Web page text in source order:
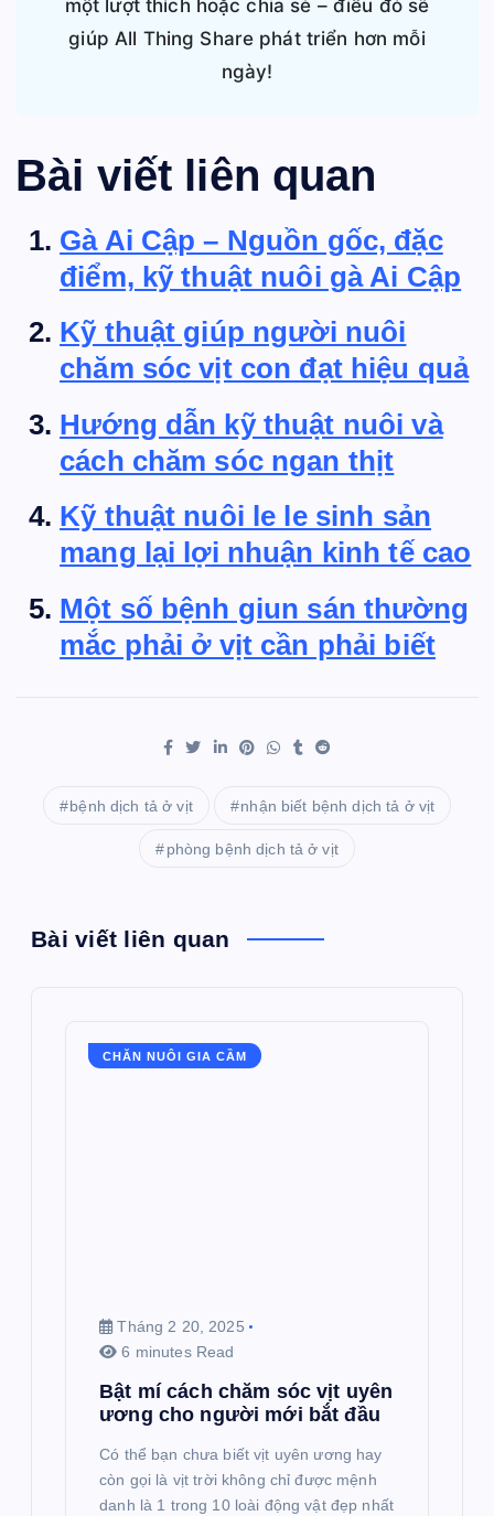
một lượt thích hoặc chia sẻ – điều đó sẽ
giúp All Thing Share phát triển hơn mỗi
ngày!
Bài viết liên quan
Gà Ai Cập – Nguồn gốc, đặc
điểm, kỹ thuật nuôi gà Ai Cập
Kỹ thuật giúp người nuôi
chăm sóc vịt con đạt hiệu quả
Hướng dẫn kỹ thuật nuôi và
cách chăm sóc ngan thịt
Kỹ thuật nuôi le le sinh sản
mang lại lợi nhuận kinh tế cao
Một số bệnh giun sán thường
mắc phải ở vịt cần phải biết
bệnh dịch tả ở vịt nhận biết bệnh dịch tả ở vịt
phòng bệnh dịch tả ở vịt
Bài viết liên quan
CHĂN NUÔI GIA CẦM
Tháng 2 20, 2025
6 minutes Read
Bật mí cách chăm sóc vịt uyên
ương cho người mới bắt đầu
Có thể bạn chưa biết vịt uyên ương hay
còn gọi là vịt trời không chỉ được mệnh
danh là 1 trong 10 loài động vật đẹp nhất